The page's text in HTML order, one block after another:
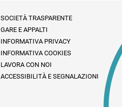
SOCIETÀ TRASPARENTE
GARE E APPALTI
INFORMATIVA PRIVACY
INFORMATIVA COOKIES
LAVORA CON NOI
ACCESSIBILITÀ E SEGNALAZIONI